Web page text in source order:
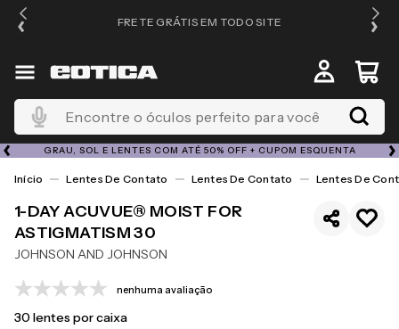
FRETE GRÁTIS EM TODO SITE
Encontre o óculos perfeito para você
GRAU, SOL E LENTES COM ATÉ 50% OFF + CUPOM ESQUENTA
Lentes De Contato Lentes De Contato Lentes De
1-DAY ACUVUE® MOIST FOR
ASTIGMATISM 30
JOHNSON AND JOHNSON
nenhuma avaliação
30lentes por caixa